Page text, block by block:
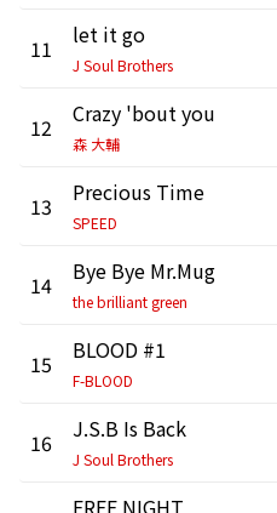
11 let it go
J Soul Brothers
12 Crazy 'bout you
森 大輔
13 Precious Time
SPEED
14 Bye Bye Mr.Mug
the brilliant green
15 BLOOD #1
F-BLOOD
16 J.S.B Is Back
J Soul Brothers
FREE NIGHT